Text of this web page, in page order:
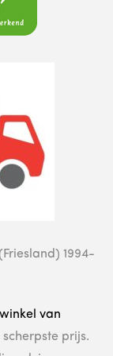
(Friesland) 1994-
van
prijs.